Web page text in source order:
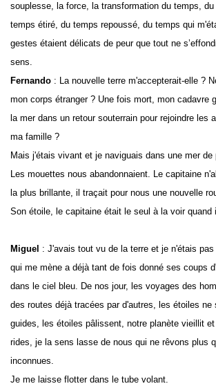
souplesse, la force, la transformation du temps,
temps étiré, du temps repoussé, du temps qui
gestes étaient délicats de peur que tout ne
sens.
Fernando : La nouvelle terre m'accepterait-elle ?
mon corps étranger ? Une fois mort, mon cadavre
la mer dans un retour souterrain pour rejoindre les
ma famille ?
Mais j'étais vivant et je naviguais dans une mer de
Les mouettes nous abandonnaient. Le capitaine
la plus brillante, il traçait pour nous une nouvelle
Son étoile, le capitaine était le seul à la voir quand
Miguel : J'avais tout vu de la terre et je n'étais pas
qui me mène a déjà tant de fois donné ses coups
dans le ciel bleu. De nos jour, les voyages des
des routes déjà tracées par d'autres, les étoiles ne
guides, les étoiles pâlissent, notre planète vieillit
rides, je la sens lasse de nous qui ne rêvons plus
inconnues.
Je me laisse flotter dans le tube volant.